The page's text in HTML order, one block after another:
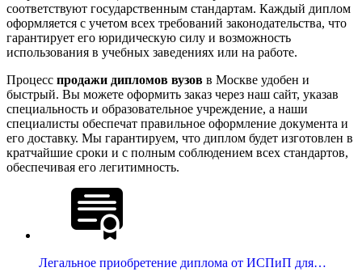
соответствуют государственным стандартам. Каждый диплом
оформляется с учетом всех требований законодательства, что
гарантирует его юридическую силу и возможность
использования в учебных заведениях или на работе.
Процесс продажи дипломов вузов в Москве удобен и
быстрый. Вы можете оформить заказ через наш сайт, указав
специальность и образовательное учреждение, а наши
специалисты обеспечат правильное оформление документа и
его доставку. Мы гарантируем, что диплом будет изготовлен в
кратчайшие сроки и с полным соблюдением всех стандартов,
обеспечивая его легитимность.
Легальное приобретение диплома от ИСПиП для…